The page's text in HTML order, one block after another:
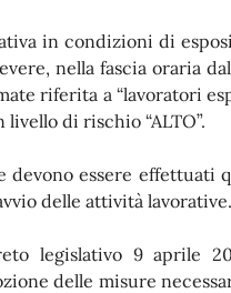
in condizioni di
nella fascia oraria
riferita a “lavoratori
di rischio “ALTO”.
devono essere effettuati
delle attività lavorative.
legislativo 9 aprile
delle misure